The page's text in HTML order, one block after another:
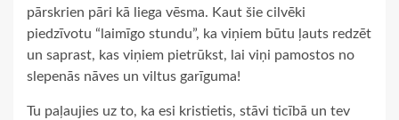
pārskrien pāri kā liega vēsma. Kaut šie cilvēki
piedzīvotu “laimīgo stundu”, ka viņiem būtu ļauts redzēt
un saprast, kas viņiem pietrūkst, lai viņi pamostos no
slepenās nāves un viltus garīguma!
Tu paļaujies uz to, ka esi kristietis, stāvi ticībā un tev